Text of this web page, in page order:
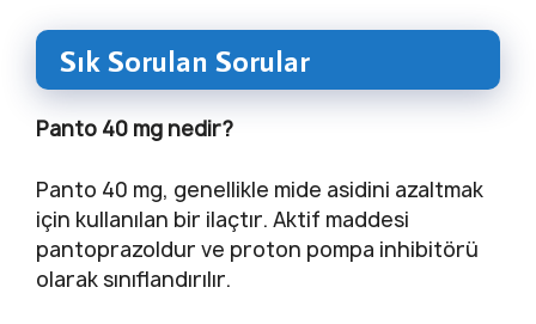
Sık Sorulan Sorular
Panto 40 mg nedir?
Panto 40 mg, genellikle mide asidini azaltmak
için kullanılan bir ilaçtır. Aktif maddesi
pantoprazoldur ve proton pompa inhibitörü
olarak sınıflandırılır.